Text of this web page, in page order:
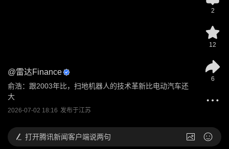
@雷达Finance
俞浩：跟2003年比，扫地机器人的技术革新比电动汽车还
大
2026-07-02 18:16 发布于江苏
2
12
6
打开腾讯新闻客户端说两句